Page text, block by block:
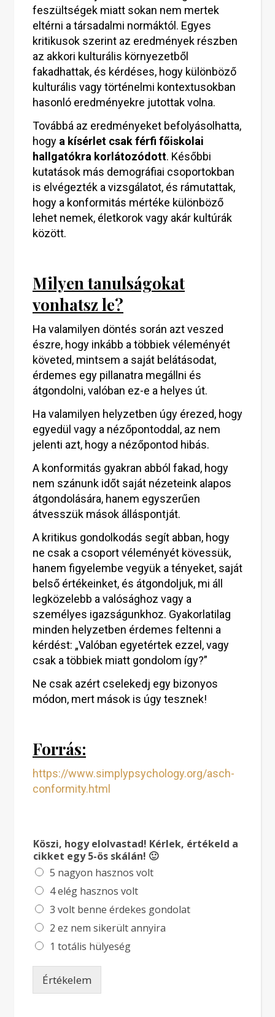
feszültségek miatt sokan nem mertek
eltérni a társadalmi normáktól. Egyes
kritikusok szerint az eredmények részben
az akkori kulturális környezetből
fakadhattak, és kérdéses, hogy különböző
kulturális vagy történelmi kontextusokban
hasonló eredményekre jutottak volna.
Továbbá az eredményeket befolyásolhatta,
hogy a kísérlet csak férfi főiskolai
hallgatókra korlátozódott. Későbbi
kutatások más demográfiai csoportokban
is elvégezték a vizsgálatot, és rámutattak,
hogy a konformitás mértéke különböző
lehet nemek, életkorok vagy akár kultúrák
között.
Milyen tanulságokat
vonhatsz le?
Ha valamilyen döntés során azt veszed
észre, hogy inkább a többiek véleményét
követed, mintsem a saját belátásodat,
érdemes egy pillanatra megállni és
átgondolni, valóban ez-e a helyes út.
Ha valamilyen helyzetben úgy érezed, hogy
egyedül vagy a nézőpontoddal, az nem
jelenti azt, hogy a nézőpontod hibás.
A konformitás gyakran abból fakad, hogy
nem szánunk időt saját nézeteink alapos
átgondolására, hanem egyszerűen
átvesszük mások álláspontját.
A kritikus gondolkodás segít abban, hogy
ne csak a csoport véleményét kövessük,
hanem figyelembe vegyük a tényeket, saját
belső értékeinket, és átgondoljuk, mi áll
legközelebb a valósághoz vagy a
személyes igazságunkhoz. Gyakorlatilag
minden helyzetben érdemes feltenni a
kérdést: „Valóban egyetértek ezzel, vagy
csak a többiek miatt gondolom így?”
Ne csak azért cselekedj egy bizonyos
módon, mert mások is úgy tesznek!
Forrás:
https://www.simplypsychology.org/asch-
conformity.html
Köszi, hogy elolvastad! Kérlek, értékeld a
cikket egy 5-ös skálán! 🙂
5 nagyon hasznos volt
4 elég hasznos volt
3 volt benne érdekes gondolat
2 ez nem sikerült annyira
1 totális hülyeség
Értékelem